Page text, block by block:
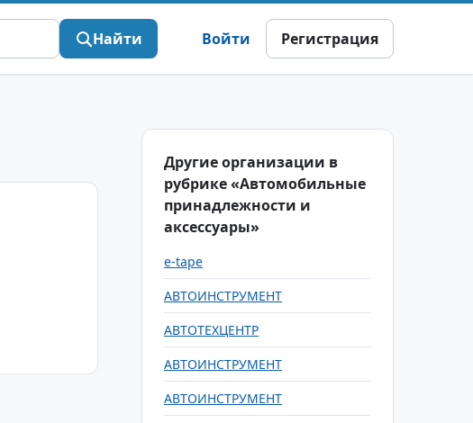
Найти Войти Регистрация
Другие организации в
рубрике «Автомобильные
принадлежности и
аксессуары»
e-tape
АВТОИНСТРУМЕНТ
АВТОТЕХЦЕНТР
АВТОИНСТРУМЕНТ
АВТОИНСТРУМЕНТ